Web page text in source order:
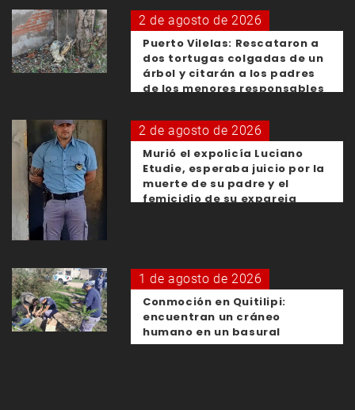
2 de agosto de 2026
Puerto Vilelas: Rescataron a
dos tortugas colgadas de un
árbol y citarán a los padres
de los menores responsables
2 de agosto de 2026
Murió el expolicía Luciano
Etudie, esperaba juicio por la
muerte de su padre y el
femicidio de su expareja
1 de agosto de 2026
Conmoción en Quitilipi:
encuentran un cráneo
humano en un basural